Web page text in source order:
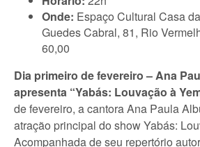
Onde: Espaço Cultural Casa
Guedes Cabral, 81, Rio
60,00
Dia primeiro de fevereiro – Ana
apresenta “Yabás: Louvação à
de fevereiro, a cantora Ana Paula
atração principal do show Yabás:
Acompanhada de seu repertório